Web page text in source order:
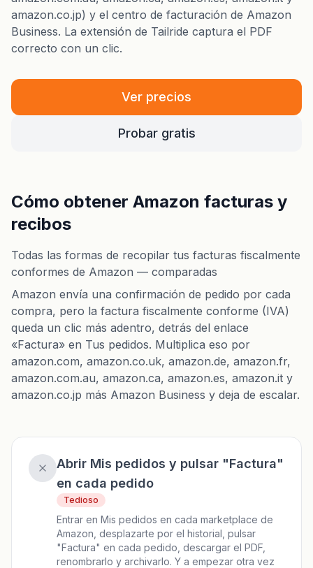
amazon.co.jp) y el centro de facturación de Amazon
Business. La extensión de Tailride captura el PDF
correcto con un clic.
Ver precios
Probar gratis
Cómo obtener Amazon facturas y
recibos
Todas las formas de recopilar tus facturas fiscalmente
conformes de Amazon — comparadas
Amazon envía una confirmación de pedido por cada
compra, pero la factura fiscalmente conforme (IVA)
queda un clic más adentro, detrás del enlace
«Factura» en Tus pedidos. Multiplica eso por
amazon.com, amazon.co.uk, amazon.de, amazon.fr,
amazon.com.au, amazon.ca, amazon.es, amazon.it y
amazon.co.jp más Amazon Business y deja de escalar.
Abrir Mis pedidos y pulsar "Factura"
en cada pedido
Tedioso
Entrar en Mis pedidos en cada marketplace de
Amazon, desplazarte por el historial, pulsar
"Factura" en cada pedido, descargar el PDF,
renombrarlo y archivarlo. Y a empezar otra vez